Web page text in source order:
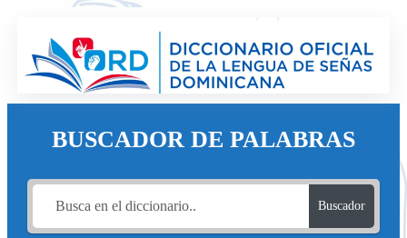
BUSCADOR DE PALABRAS
Buscador